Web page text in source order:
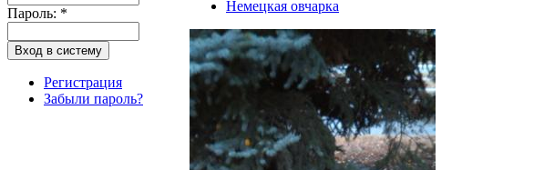
Пароль: *
Регистрация
Забыли пароль?
Немецкая овчарка